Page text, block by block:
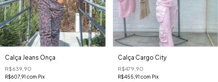
Calça Jeans Onça
R$639,90
R$607,91 com Pix
Calça Cargo City
R$479,90
R$455,91 com Pix